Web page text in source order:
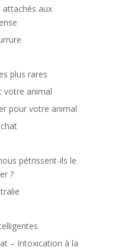
aux
plus rares
votre animal
pour votre animal
pétrissent-ils le
?
– Intoxication à la